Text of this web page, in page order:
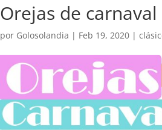
Orejas de
por Golosolandia | Feb 19, 2020 |